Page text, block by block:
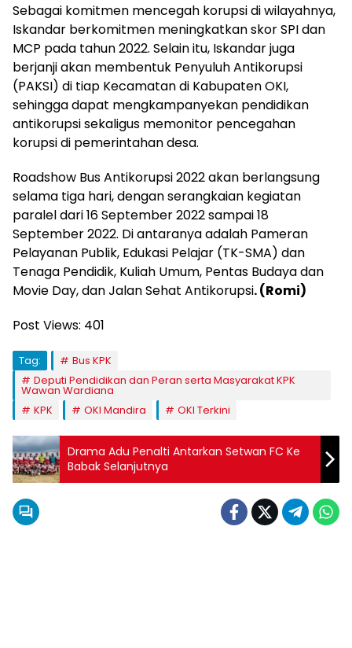
Sebagai komitmen mencegah korupsi di wilayahnya,
Iskandar berkomitmen meningkatkan skor SPI dan
MCP pada tahun 2022. Selain itu, Iskandar juga
berjanji akan membentuk Penyuluh Antikorupsi
(PAKSI) di tiap Kecamatan di Kabupaten OKI,
sehingga dapat mengkampanyekan pendidikan
antikorupsi sekaligus memonitor pencegahan
korupsi di pemerintahan desa.
Roadshow Bus Antikorupsi 2022 akan berlangsung
selama tiga hari, dengan serangkaian kegiatan
paralel dari 16 September 2022 sampai 18
September 2022. Di antaranya adalah Pameran
Pelayanan Publik, Edukasi Pelajar (TK-SMA) dan
Tenaga Pendidik, Kuliah Umum, Pentas Budaya dan
Movie Day, dan Jalan Sehat Antikorupsi. (Romi)
Post Views: 401
Tag:
Bus KPK
Deputi Pendidikan dan Peran serta Masyarakat KPK
Wawan Wardiana
KPK
OKI Mandira OKI Terkini
Drama Adu Penalti Antarkan Setwan FC Ke
Babak Selanjutnya